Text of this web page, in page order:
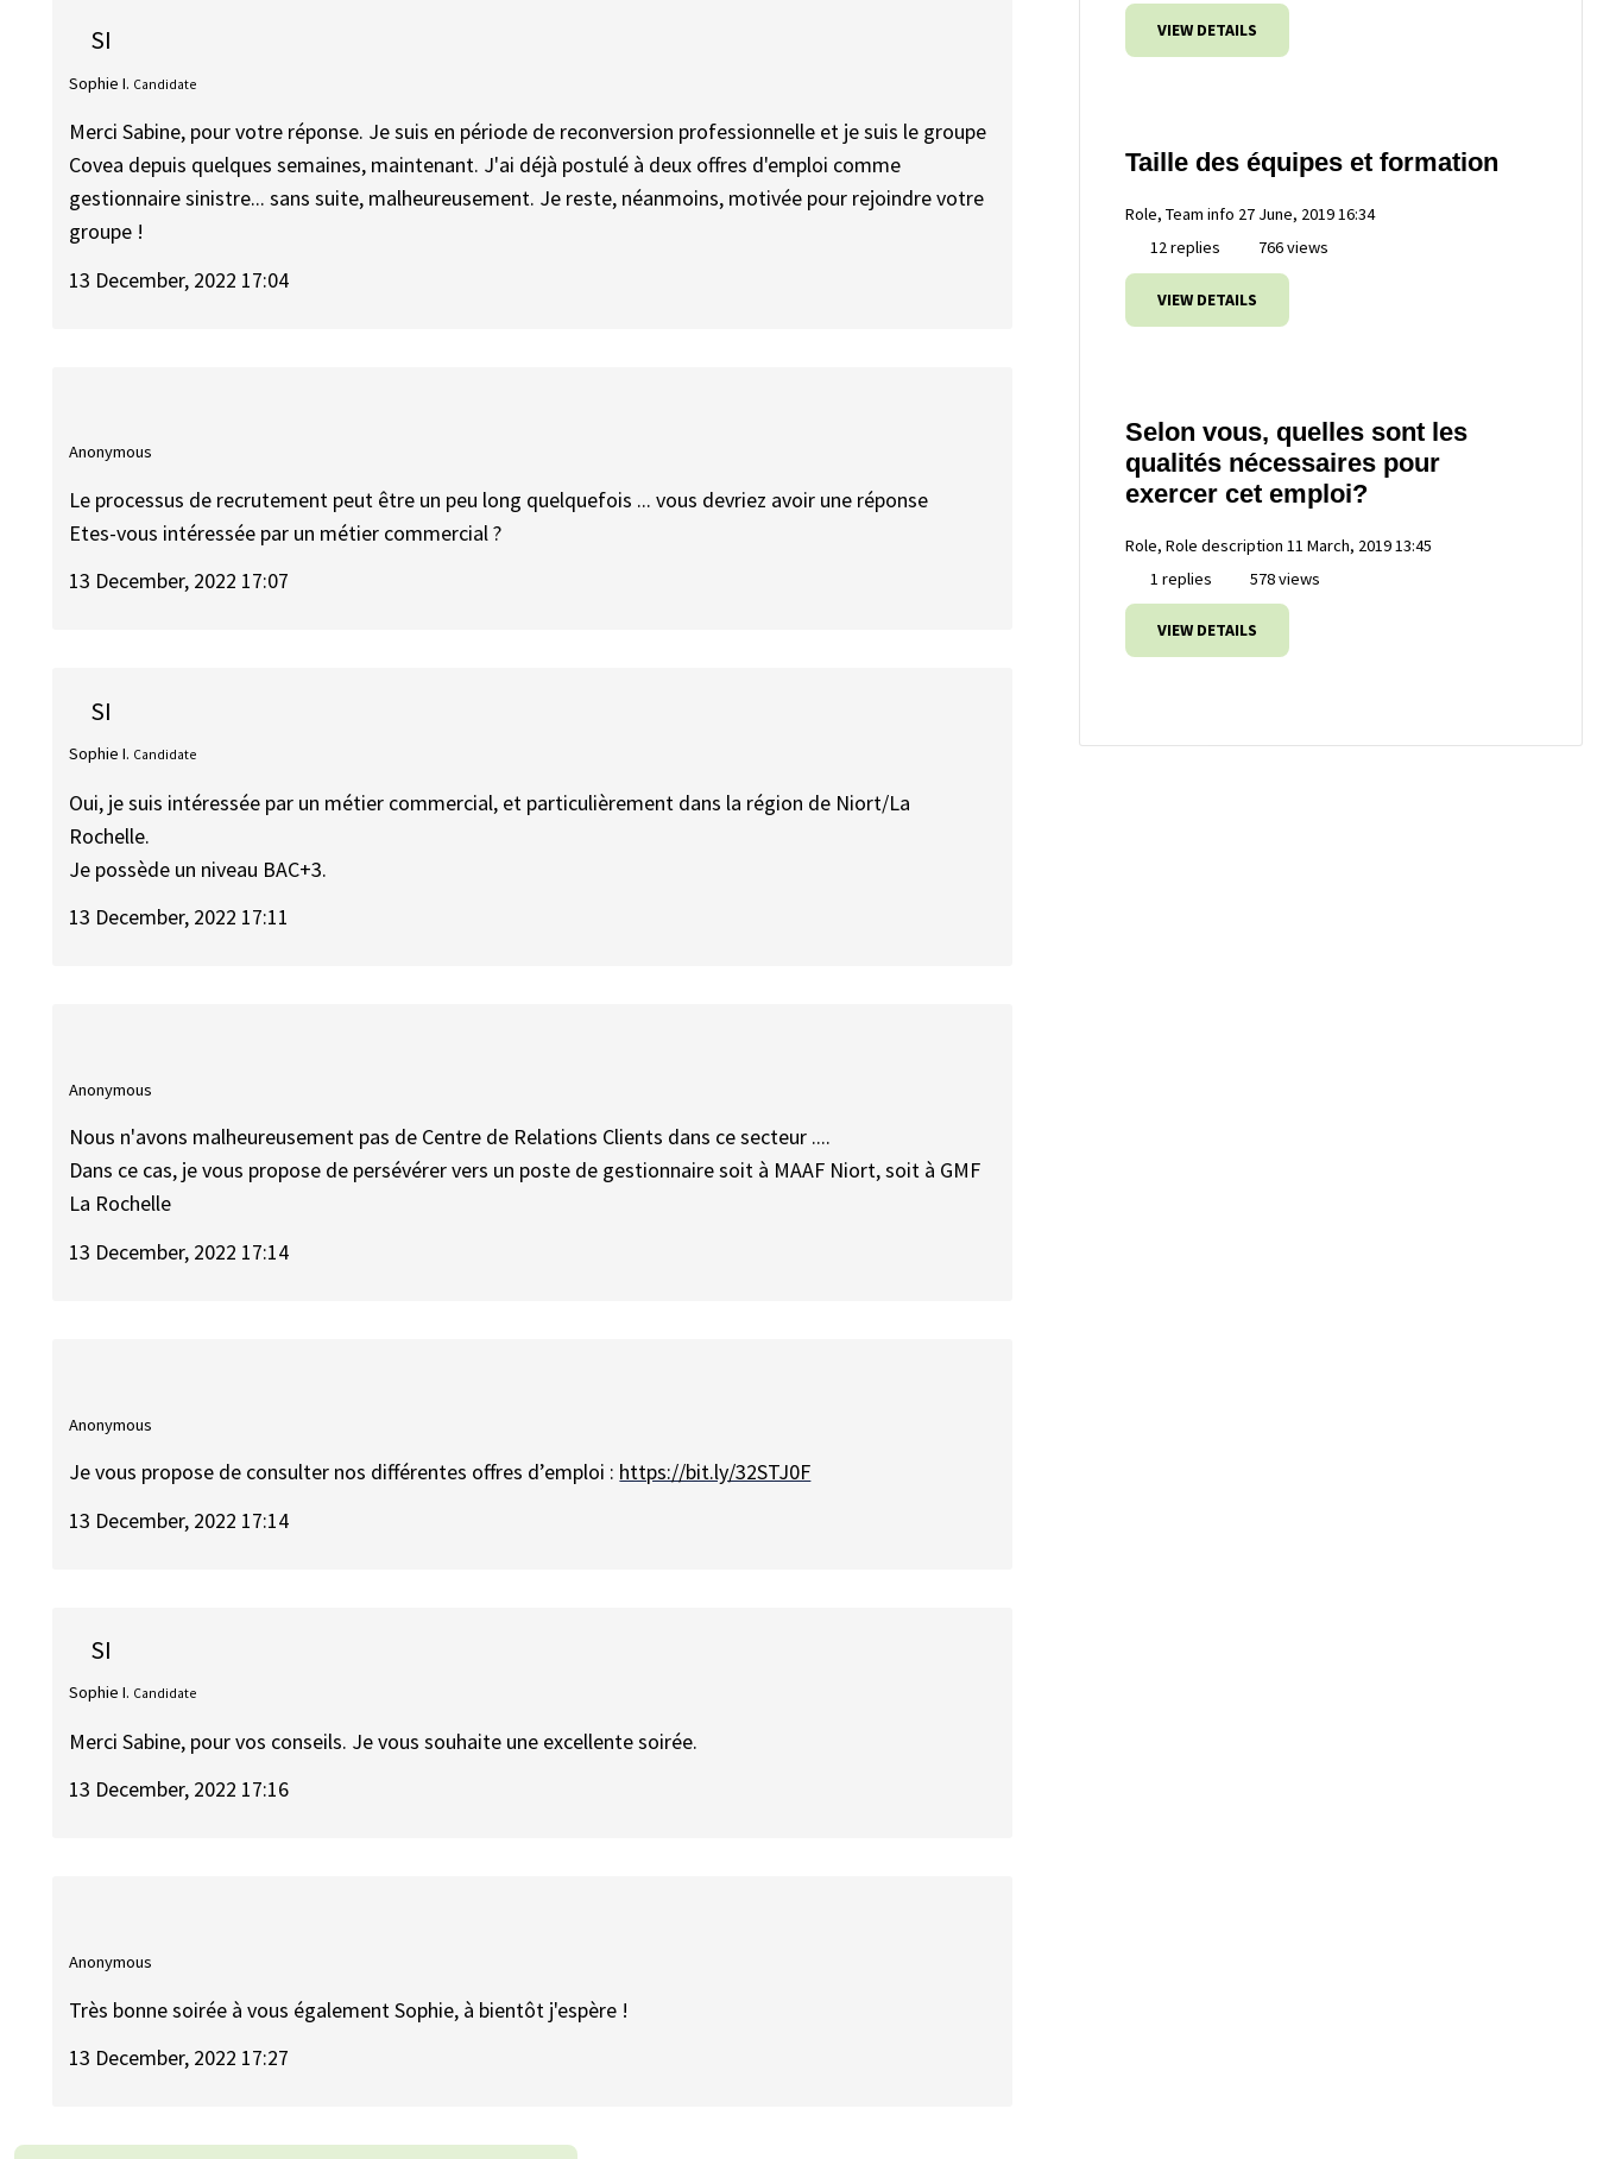
SI
Sophie I. Candidate
Merci Sabine, pour votre réponse. Je suis en période de reconversion professionnelle et je suis le groupe
Covea depuis quelques semaines, maintenant. J'ai déjà postulé à deux offres d'emploi comme
gestionnaire sinistre... sans suite, malheureusement. Je reste, néanmoins, motivée pour rejoindre votre
groupe !
13 December, 2022 17:04
Anonymous
Le processus de recrutement peut être un peu long quelquefois ... vous devriez avoir une réponse
Etes-vous intéressée par un métier commercial ?
13 December, 2022 17:07
SI
Sophie I. Candidate
Oui, je suis intéressée par un métier commercial, et particulièrement dans la région de Niort/La
Rochelle.
Je possède un niveau BAC+3.
13 December, 2022 17:11
Anonymous
Nous n'avons malheureusement pas de Centre de Relations Clients dans ce secteur ....
Dans ce cas, je vous propose de persévérer vers un poste de gestionnaire soit à MAAF Niort, soit à GMF
La Rochelle
13 December, 2022 17:14
Anonymous
Je vous propose de consulter nos différentes offres d’emploi : https://bit.ly/32STJ0F
13 December, 2022 17:14
SI
Sophie I. Candidate
Merci Sabine, pour vos conseils. Je vous souhaite une excellente soirée.
13 December, 2022 17:16
Anonymous
Très bonne soirée à vous également Sophie, à bientôt j'espère !
13 December, 2022 17:27
VIEW DETAILS
Taille des équipes et formation
Role, Team info 27 June, 2019 16:34
12 replies
766 views
VIEW DETAILS
Selon vous, quelles sont les
qualités nécessaires pour
exercer cet emploi?
Role, Role description 11 March, 2019 13:45
1 replies
578 views
VIEW DETAILS